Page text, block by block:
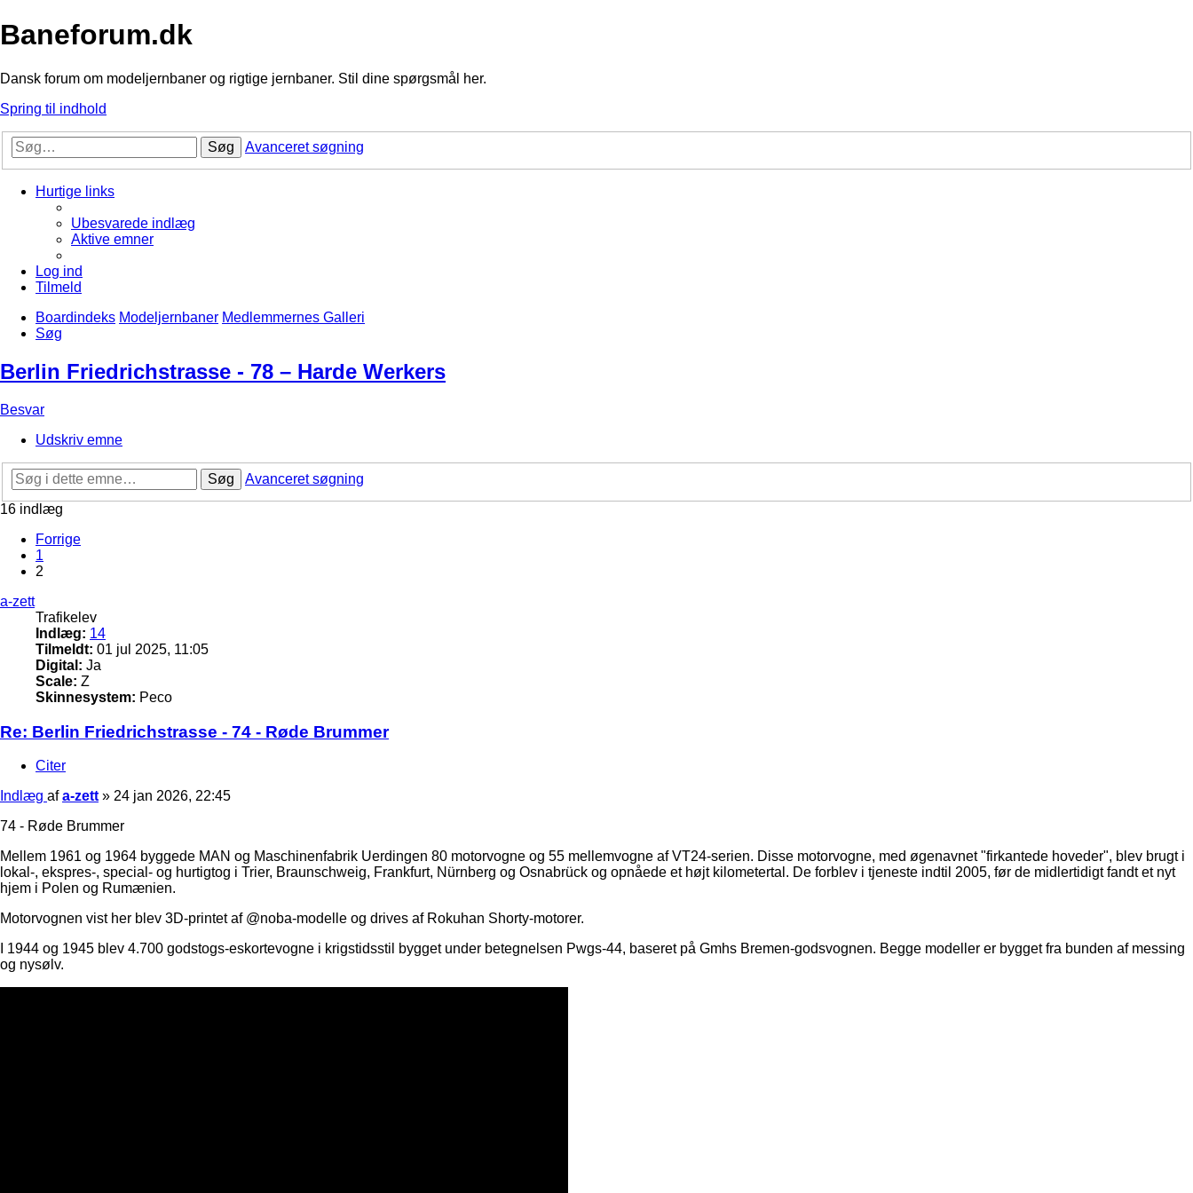
Baneforum.dk
Dansk forum om modeljernbaner og rigtige jernbaner. Stil dine spørgsmål her.
Spring til indhold
Søg Avanceret søgning
Hurtige links
Ubesvarede indlæg
Aktive emner
Log ind
Tilmeld
Boardindeks Modeljernbaner Medlemmernes Galleri
Søg
Berlin Friedrichstrasse - 78 – Harde Werkers
Besvar
Udskriv emne
Søg
Avanceret søgning
16 indlæg
Forrige
1
2
a-zett
Trafikelev
Indlæg: 14
Tilmeldt: 01 jul 2025, 11:05
Digital: Ja
Scale: Z
Skinnesystem: Peco
Re: Berlin Friedrichstrasse - 74 - Røde Brummer
Citer
Indlæg afa-zett » 24 jan 2026, 22:45
74 - Røde Brummer
Mellem 1961 og 1964 byggede MAN og Maschinenfabrik Uerdingen 80 motorvogne og 55 mellemvogne af VT24-serien. Disse motorvogne, med øgenavnet "firkantede hoveder", blev brugt i
lokal-, ekspres-, special- og hurtigtog i Trier, Braunschweig, Frankfurt, Nürnberg og Osnabrück og opnåede et højt kilometertal. De forblev i tjeneste indtil 2005, før de midlertidigt fandt et nyt
hjem i Polen og Rumænien.
Motorvognen vist her blev 3D-printet af @noba-modelle og drives af Rokuhan Shorty-motorer.
I 1944 og 1945 blev 4.700 godstogs-eskortevogne i krigstidsstil bygget under betegnelsen Pwgs-44, baseret på Gmhs Bremen-godsvognen. Begge modeller er bygget fra bunden af ​​messing
og nysølv.